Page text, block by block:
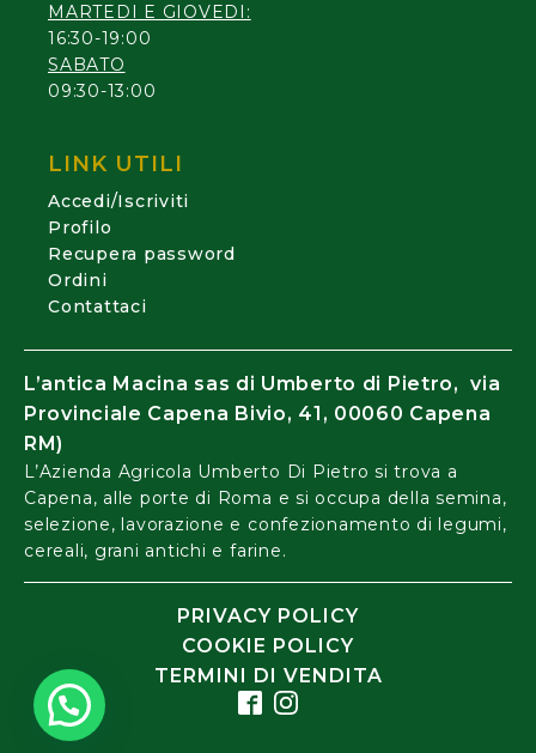
MARTEDI E GIOVEDI:
16:30-19:00
SABATO
09:30-13:00
LINK UTILI
Accedi/Iscriviti
Profilo
Recupera password
Ordini
Contattaci
L’antica Macina sas di Umberto di Pietro, via
Provinciale Capena Bivio, 41, 00060 Capena
RM)
L’Azienda Agricola Umberto Di Pietro si trova a
Capena, alle porte di Roma e si occupa della semina,
selezione, lavorazione e confezionamento di legumi,
cereali, grani antichi e farine.
PRIVACY POLICY
COOKIE POLICY
TERMINI DI VENDITA